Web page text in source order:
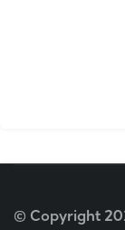
© Copyright